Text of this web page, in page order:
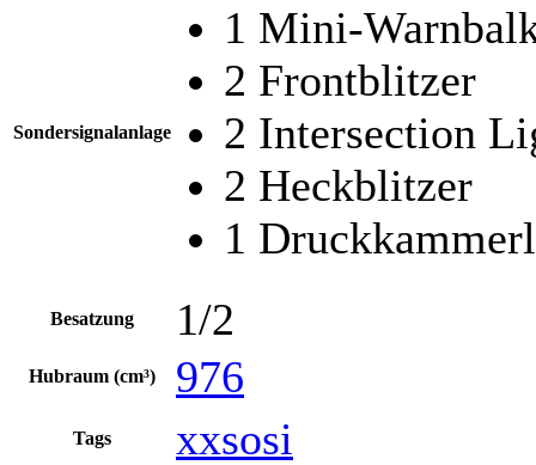
Sondersignalanlage
1 Mini-
2 Frontblitzer
2 Intersection
2 Heckblitzer
1
Besatzung 1/2
Hubraum (cm³) 976
Tags xxsosi